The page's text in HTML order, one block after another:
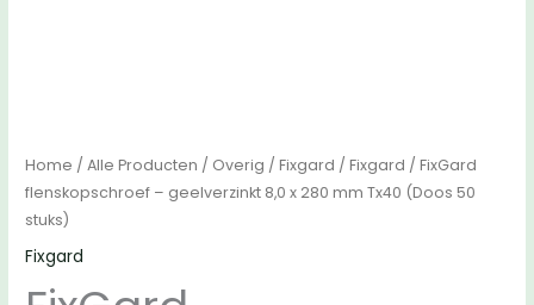
Home /Alle Producten / Overig /Fixgard /Fixgard / FixGard
flenskopschroef – geelverzinkt 8,0 x 280 mm Tx40 (Doos 50
stuks)
Fixgard